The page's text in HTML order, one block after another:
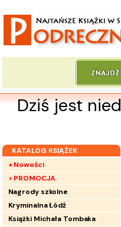
Dziś jest
KATALOG KSIĄŻEK
+ Nowości
> PROMOCJA
Nagrody szkolne
Kryminalna Łódź
Książki Michała Tombaka